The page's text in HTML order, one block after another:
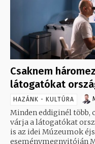
Csaknem
látogatókat
HAZÁNK - KULTÚRA
Minden eddiginél több,
várja a látogatókat
is az idei Múzeumok
eseménymegnyitóján